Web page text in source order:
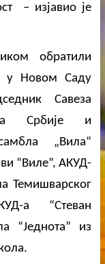
– изјавио је
обратили
у Новом Саду
Савеза
Србије и
„Вила“
“Виле”, АКУД-
Темишварског
а “Стеван
“Једнота” из